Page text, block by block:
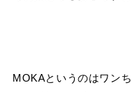
MOKAというのはワン